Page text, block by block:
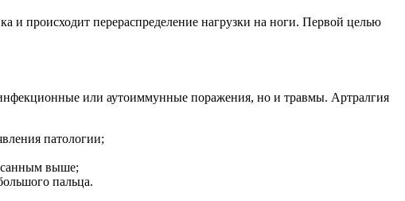
и происходит перераспределение нагрузки на ноги. Первой целью
или аутоиммунные поражения, но и травмы. Артралгия
патологии;
выше;
пальца.